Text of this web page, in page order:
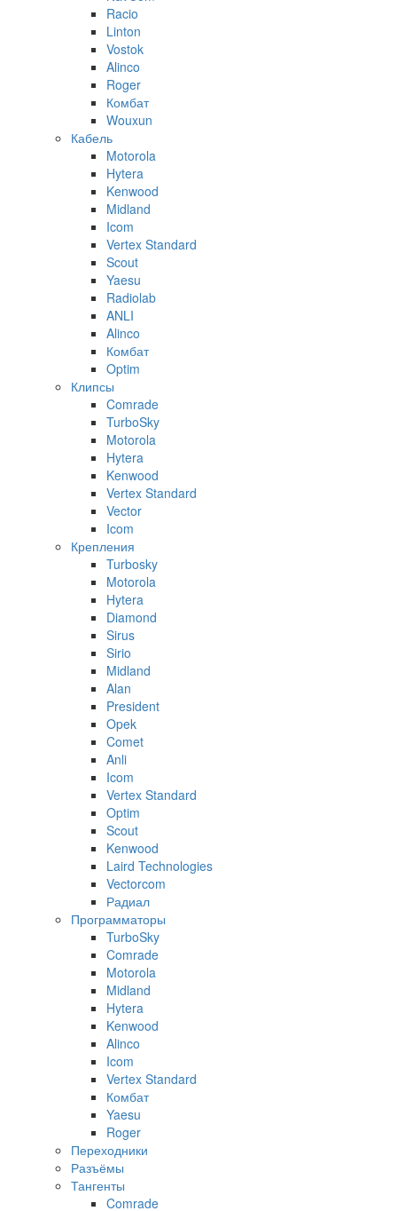
Racio
Linton
Vostok
Alinco
Roger
Комбат
Wouxun
Кабель
Motorola
Hytera
Kenwood
Midland
Icom
Vertex Standard
Scout
Yaesu
Radiolab
ANLI
Alinco
Комбат
Optim
Клипсы
Comrade
TurboSky
Motorola
Hytera
Kenwood
Vertex Standard
Vector
Icom
Крепления
Turbosky
Motorola
Hytera
Diamond
Sirus
Sirio
Midland
Alan
President
Opek
Comet
Anli
Icom
Vertex Standard
Optim
Scout
Kenwood
Laird Technologies
Vectorcom
Радиал
Программаторы
TurboSky
Comrade
Motorola
Midland
Hytera
Kenwood
Alinco
Icom
Vertex Standard
Комбат
Yaesu
Roger
Переходники
Разъёмы
Тангенты
Comrade